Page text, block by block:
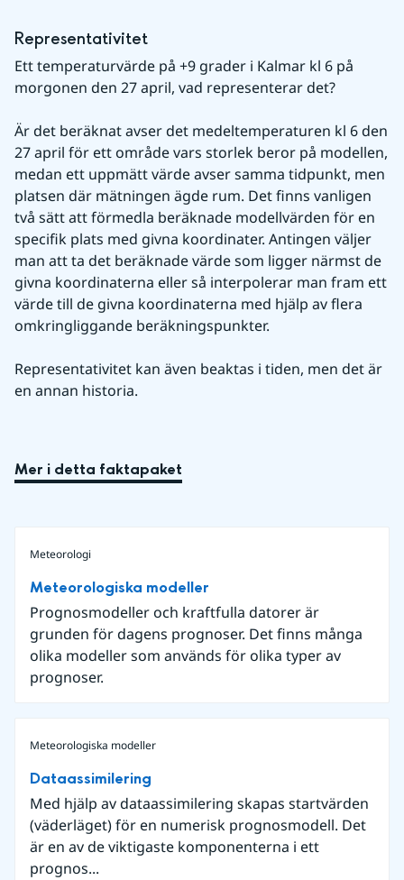
Representativitet
Ett temperaturvärde på +9 grader i Kalmar kl 6 på
morgonen den 27 april, vad representerar det?
Är det beräknat avser det medeltemperaturen kl 6 den
27 april för ett område vars storlek beror på modellen,
medan ett uppmätt värde avser samma tidpunkt, men
platsen där mätningen ägde rum. Det finns vanligen
två sätt att förmedla beräknade modellvärden för en
specifik plats med givna koordinater. Antingen väljer
man att ta det beräknade värde som ligger närmst de
givna koordinaterna eller så interpolerar man fram ett
värde till de givna koordinaterna med hjälp av flera
omkringliggande beräkningspunkter.
Representativitet kan även beaktas i tiden, men det är
en annan historia.
Mer i detta faktapaket
Meteorologi
Meteorologiska modeller
Prognosmodeller och kraftfulla datorer är
grunden för dagens prognoser. Det finns många
olika modeller som används för olika typer av
prognoser.
Meteorologiska modeller
Dataassimilering
Med hjälp av dataassimilering skapas startvärden
(väderläget) för en numerisk prognosmodell. Det
är en av de viktigaste komponenterna i ett
prognos...